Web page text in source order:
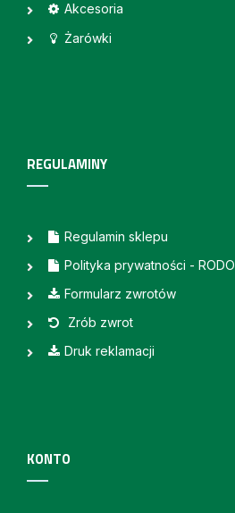
Akcesoria
Żarówki
REGULAMINY
Regulamin sklepu
Polityka prywatności - RODO
Formularz zwrotów
Zrób zwrot
Druk reklamacji
KONTO